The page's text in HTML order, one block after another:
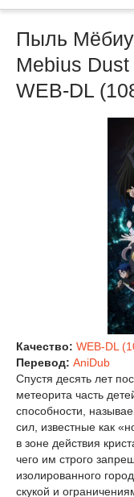
Пыль
Mebius
WEB-DL
Качество: WEB-DL
Перевод: AniDub
Спустя десять лет
метеорита часть
способности,
сил, известные как
в зоне действия
чего им строго
изолированного
скукой и